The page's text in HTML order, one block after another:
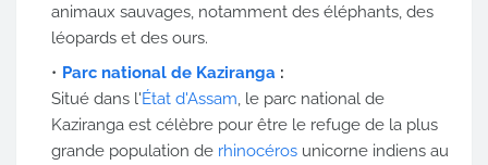
animaux sauvages, notamment des éléphants, des
léopards et des ours.
Parc national de Kaziranga :
Situé dans l'État d'Assam, le parc national de
Kaziranga est célèbre pour être le refuge de la plus
grande population de rhinocéros unicorne indiens au